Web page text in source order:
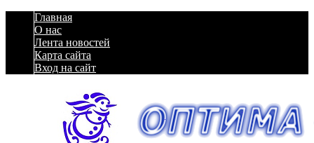
Главная
О нас
Лента новостей
Карта сайта
Вход на сайт